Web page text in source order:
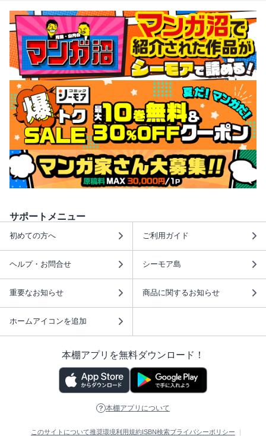
サポートメニュー
初めての方へ ご利用ガイド
ヘルプ・お問合せ シーモア島
重要なお知らせ 商品に関するお知らせ
ホームアイコンを追加
本棚アプリを無料ダウンロード！
本棚アプリについて
このサイトについて推奨環境利用規約 ISBN検索プライバシーポリシー